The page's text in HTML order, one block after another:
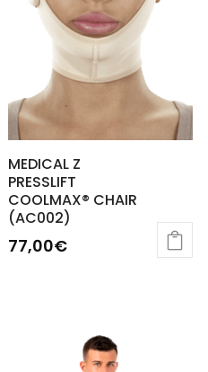
MEDICAL Z
PRESSLIFT
COOLMAX® CHAIR
(AC002)
77,00€